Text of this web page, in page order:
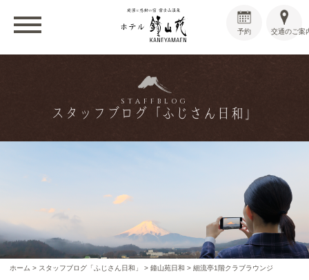
交通のご案
予約
STAFFBLOG
スタッフブログ「ふじさん日和」
ホーム > スタッフブログ「ふじさん日和」 >鐘山苑日和 >細流亭1階クラブラウンジ